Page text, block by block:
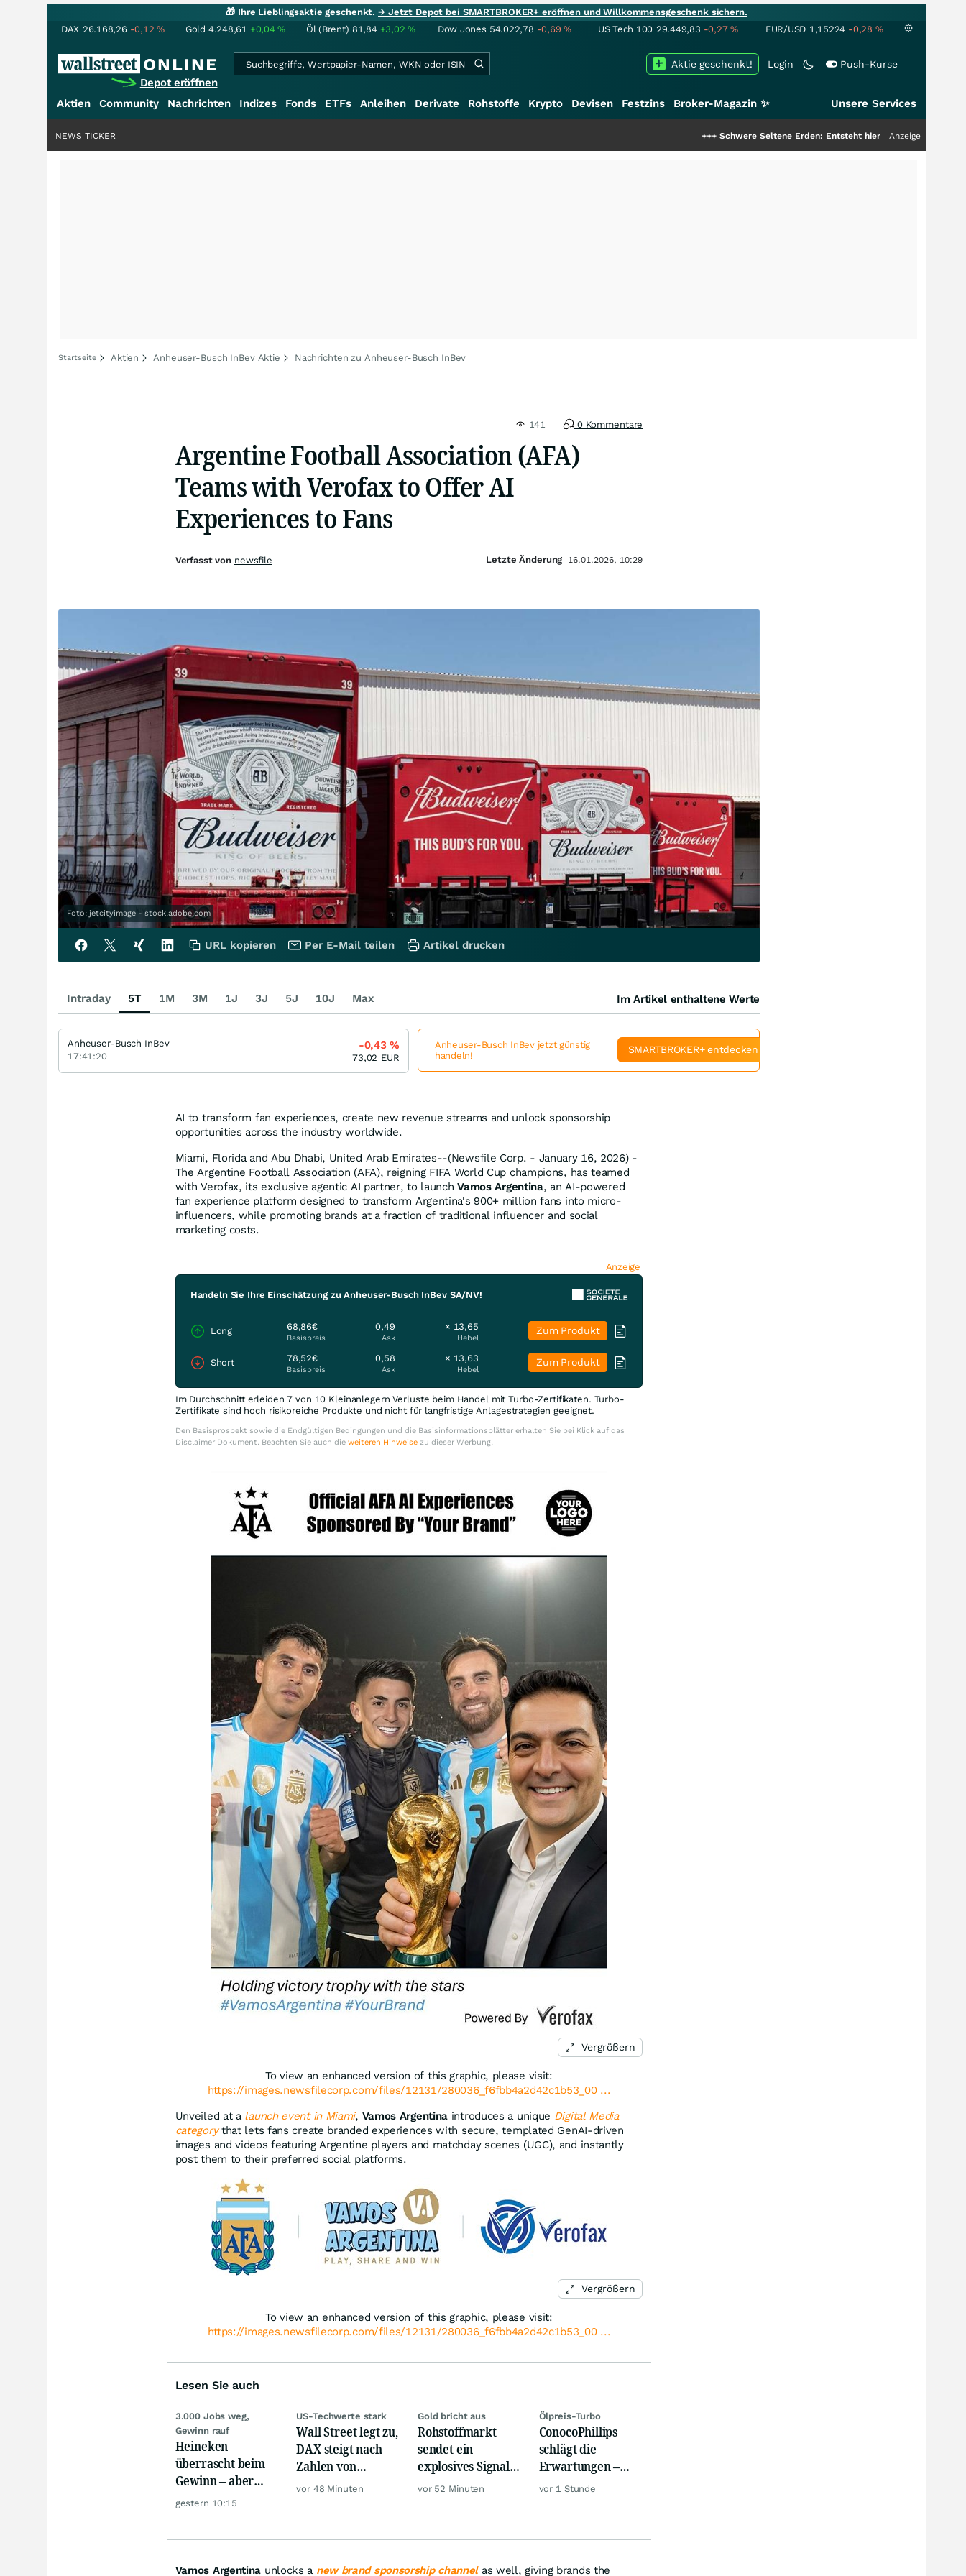
🎁 Ihre Lieblingsaktie geschenkt.→ Jetzt Depot bei SMARTBROKER+ eröffnen und Willkommensgeschenk sichern.
DAX 26.168,26 -0,12% Gold 4.248,61 +0,04% Öl (Brent) 81,84 +3,02% Dow Jones 54.022,78 -0,69% US Tech 100 29.449,83 -0,27% EUR/USD 1,15224 -0,28 %
Depot eröffnen
Login Push-Kurse
Aktie geschenkt!
Aktien Community Nachrichten Indizes Fonds ETFs Anleihen Derivate Rohstoffe Krypto Devisen Festzins Broker-Magazin ✨ Unsere Services
Schwere Seltene Erden: Entsteht hier die nächste Milliardenstory?
Anzeige
NEWS TICKER
Startseite Aktien Anheuser-Busch InBev Aktie Nachrichten zu Anheuser-Busch InBev
141 0 Kommentare
Argentine Football Association (AFA)
Teams with Verofax to Offer AI
Experiences to Fans
Foto: jetcityimage - stock.adobe.com
AI to transform fan experiences, create new revenue streams and unlock sponsorship
opportunities across the industry worldwide.
Miami, Florida and Abu Dhabi, United Arab Emirates--(Newsfile Corp. - January 16, 2026) -
The Argentine Football Association (AFA), reigning FIFA World Cup champions, has teamed
with Verofax, its exclusive agentic AI partner, to launchVamos Argentina, an AI-powered
fan experience platform designed to transform Argentina's 900+ million fans into micro-
influencers, while promoting brands at a fraction of traditional influencer and social
marketing costs.
Anzeige
Handeln Sie Ihre Einschätzung zu Anheuser-Busch InBev SA/NV!
Long 68,86€
Basispreis
0,49
Ask
× 13,65
Hebel
Zum Produkt
Short 78,52€
Basispreis
0,58
Ask
× 13,63
Hebel
Zum Produkt
Im Durchschnitt erleiden 7 von 10 Kleinanlegern Verluste beim Handel mit Turbo-Zertifikaten. Turbo-
Zertifikate sind hoch risikoreiche Produkte und nicht für langfristige Anlagestrategien geeignet.
Den Basisprospekt sowie die Endgültigen Bedingungen und die Basisinformationsblätter erhalten Sie bei Klick auf das
Disclaimer Dokument. Beachten Sie auch die weiteren Hinweisezu dieser Werbung.
Vergrößern
To view an enhanced version of this graphic, please visit:
https://images.newsfilecorp.com/files/12131/280036_f6fbb4a2d42c1b53_00 ...
Unveiled at a launch event in Miami, Vamos Argentina introduces a unique Digital Media
categorythat lets fans create branded experiences with secure, templated GenAI-driven
images and videos featuring Argentine players and matchday scenes (UGC), and instantly
post them to their preferred social platforms.
Vergrößern
To view an enhanced version of this graphic, please visit:
https://images.newsfilecorp.com/files/12131/280036_f6fbb4a2d42c1b53_00 ...
Lesen Sie auch
3.000 Jobs weg,
Gewinn rauf
Heineken
überrascht beim
Gewinn – aber
hebt die Prognose
gestern 10:15
US-Techwerte stark
Wall Street legt zu,
DAX steigt nach
Zahlen von
Telekom, Henkel
vor 48 Minuten
Gold bricht aus
Rohstoffmarkt
sendet ein
explosives Signal:
China kauft Gold
vor 52 Minuten
Ölpreis-Turbo
ConocoPhillips
schlägt die
Erwartungen –
dieser Haken
vor 1 Stunde
Vamos Argentina unlocks a new brand sponsorship channelas well, giving brands the
Verfasst von newsfile Letzte Änderung 16.01.2026, 10:29
URL kopieren Per E-Mail teilen Artikel drucken
Intraday 5T 1M 3M 1J 3J 5J 10J Max Im Artikel enthaltene Werte
Anheuser-Busch InBev
17:41:20
-0,43%
73,02 EUR
Anheuser-Busch InBev jetzt günstig
handeln!
SMARTBROKER+ entdecken